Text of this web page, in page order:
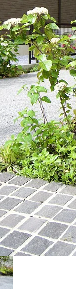
施工事例/Works